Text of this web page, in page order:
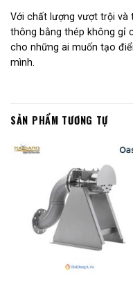
Với chất lượng vượt trội và
thông bằng thép không gỉ
cho những ai muốn tạo
mình.
SẢN PHẨM TƯƠNG TỰ